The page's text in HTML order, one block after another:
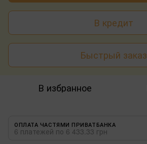
В кредит
Быстрый заказ
В избранное
ОПЛАТА ЧАСТЯМИ ПРИВАТБАНКА
6 платежей по 6 433.33 грн